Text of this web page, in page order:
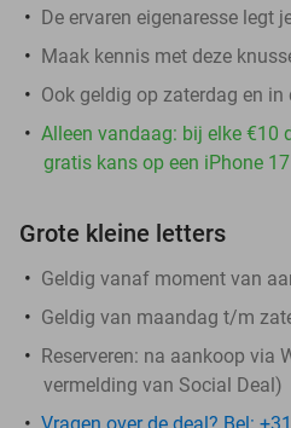
De ervaren eigenaresse legt
Maak kennis met deze
Ook geldig op zaterdag en in
Alleen vandaag: bij elke €10
gratis kans op een iPhone
Grote kleine letters
Geldig vanaf moment van
Geldig van maandag t/m
Reserveren: na aankoop via
vermelding van Social Deal)